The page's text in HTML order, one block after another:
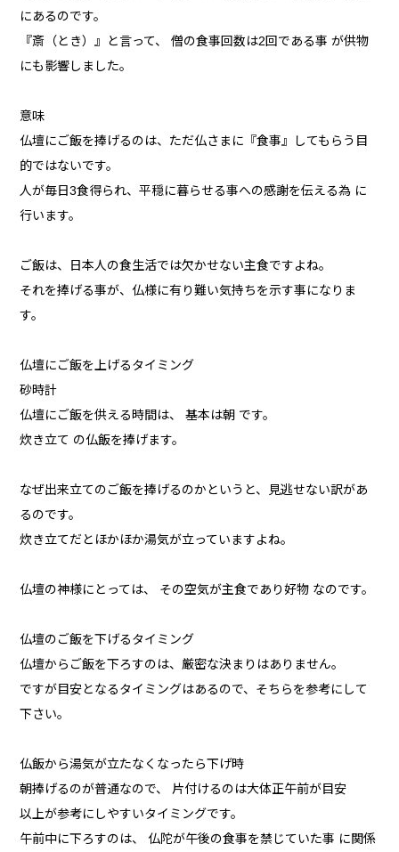
にあるのです。
『斎（とき）』と言って、 僧の食事回数は2回である事 が供物
にも影響しました。
意味
仏壇にご飯を捧げるのは、ただ仏さまに『食事』してもらう目
的ではないです。
人が毎日3食得られ、平穏に暮らせる事への感謝を伝える為 に
行います。
ご飯は、日本人の食生活では欠かせない主食ですよね。
それを捧げる事が、仏様に有り難い気持ちを示す事になりま
す。
仏壇にご飯を上げるタイミング
砂時計
仏壇にご飯を供える時間は、 基本は朝 です。
炊き立て の仏飯を捧げます。
なぜ出来立てのご飯を捧げるのかというと、見逃せない訳があ
るのです。
炊き立てだとほかほか湯気が立っていますよね。
仏壇の神様にとっては、 その空気が主食であり好物 なのです。
仏壇のご飯を下げるタイミング
仏壇からご飯を下ろすのは、厳密な決まりはありません。
ですが目安となるタイミングはあるので、そちらを参考にして
下さい。
仏飯から湯気が立たなくなったら下げ時
朝捧げるのが普通なので、 片付けるのは大体正午前が目安
以上が参考にしやすいタイミングです。
午前中に下ろすのは、 仏陀が午後の食事を禁じていた事 に関係